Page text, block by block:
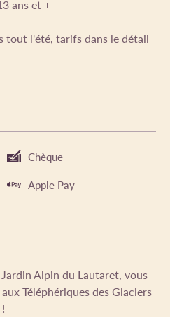
ans et +
tout l'été, tarifs dans le détail
Chèque
Apple Pay
Alpin du Lautaret, vous
Téléphériques des Glaciers